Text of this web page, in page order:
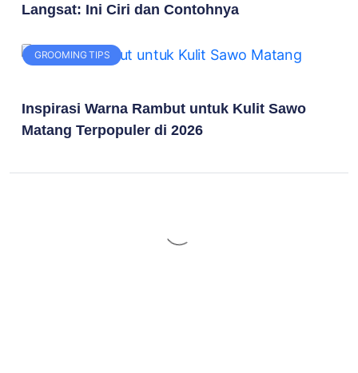
Langsat: Ini Ciri dan Contohnya
GROOMING TIPS
Inspirasi Warna Rambut untuk Kulit Sawo
Matang Terpopuler di 2026